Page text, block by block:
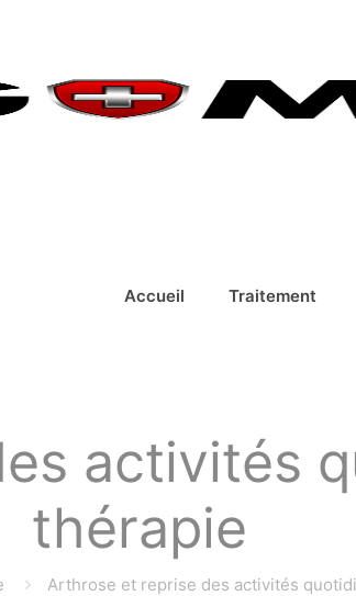
Accueil Traitement
activités
thérapie
Arthrose et reprise des activités